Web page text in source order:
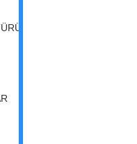
- REGÜLATÖRLER